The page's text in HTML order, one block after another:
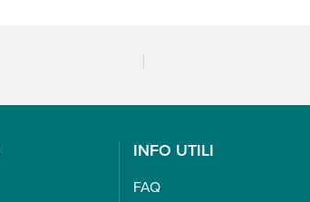
INFO UTILI
FAQ